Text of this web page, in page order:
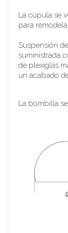
La cúpula se
para
Suspensión
suministrada
de plexiglás
un acabado
La bombilla